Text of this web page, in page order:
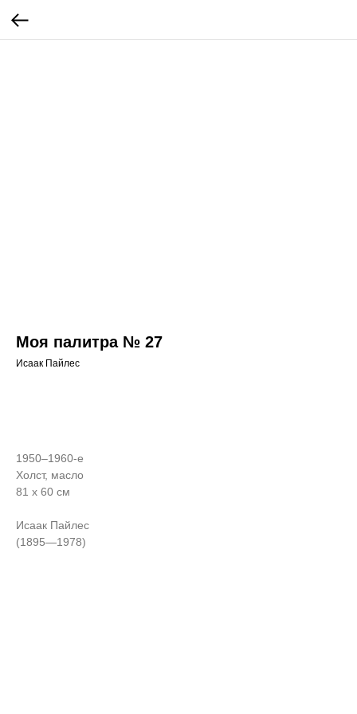
Моя палитра № 27
Исаак Пайлес
1950–1960-е
Холст, масло
81 х 60 см
Исаак Пайлес
(1895—1978)